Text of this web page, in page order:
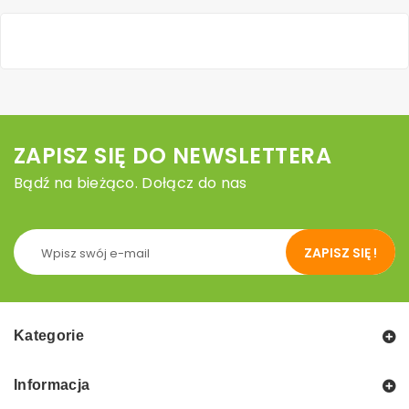
ZAPISZ SIĘ DO NEWSLETTERA
Bądź na bieżąco. Dołącz do nas
ZAPISZ SIĘ !
Kategorie
Informacja